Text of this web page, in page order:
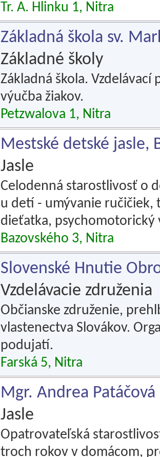
Tr. A. Hlinku 1, Nitra
Základná škola sv.
Základné školy
Základná škola.
výučba žiakov.
Petzwalova 1, Nitra
Mestské detské jasle,
Jasle
Celodenná starostlivosť o
u detí - umývanie ručičiek,
dieťatka, psychomotorický
Bazovského 3, Nitra
Slovenské Hnutie
Vzdelávacie združenia
Občianske združenie,
vlastenectva Slovákov.
podujatí.
Farská 5, Nitra
Mgr. Andrea
Jasle
Opatrovateľská
troch rokov v domácom,